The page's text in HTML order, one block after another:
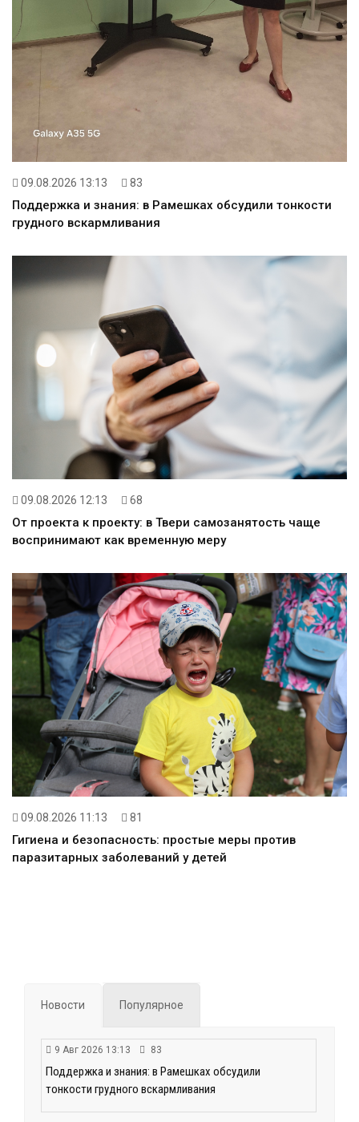
09.08.2026 13:13 83
Поддержка и знания: в Рамешках обсудили тонкости
грудного вскармливания
09.08.2026 12:13 68
От проекта к проекту: в Твери самозанятость чаще
воспринимают как временную меру
09.08.2026 11:13 81
Гигиена и безопасность: простые меры против
паразитарных заболеваний у детей
Новости Популярное
9 Авг 2026 13:13 83
Поддержка и знания: в Рамешках обсудили
тонкости грудного вскармливания